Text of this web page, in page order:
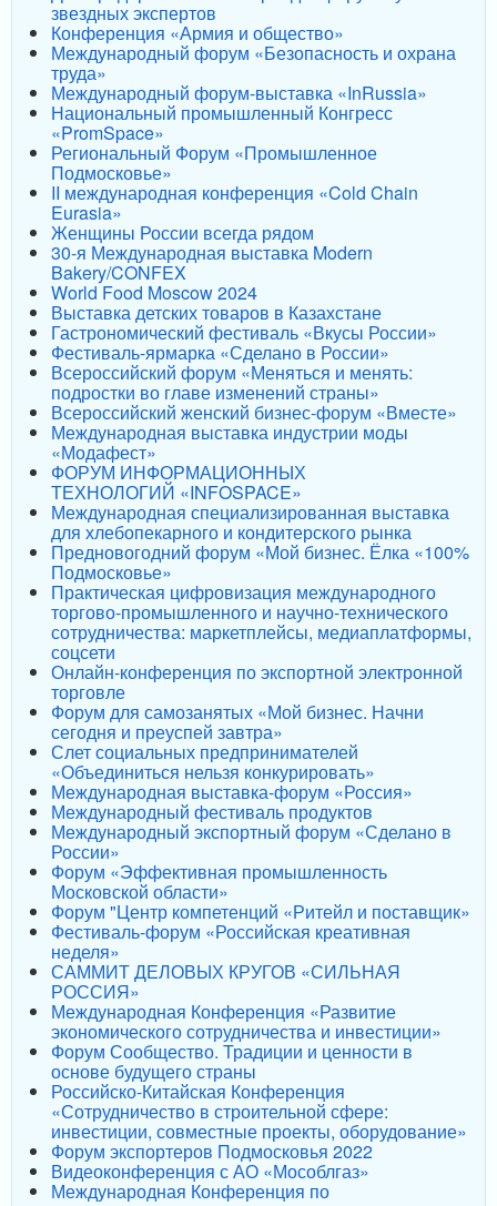
звездных экспертов
Конференция «Армия и общество»
Международный форум «Безопасность и охрана
труда»
Международный форум-выставка «InRussia»
Национальный промышленный Конгресс
«PromSpace»
Региональный Форум «Промышленное
Подмосковье»
II международная конференция «Cold Chain
Eurasia»
Женщины России всегда рядом
30-я Международная выставка Modern
Bakery/CONFEX
World Food Moscow 2024
Выставка детских товаров в Казахстане
Гастрономический фестиваль «Вкусы России»
Фестиваль-ярмарка «Сделано в России»
Всероссийский форум «Меняться и менять:
подростки во главе изменений страны»
Всероссийский женский бизнес-форум «Вместе»
Международная выставка индустрии моды
«Модафест»
ФОРУМ ИНФОРМАЦИОННЫХ
ТЕХНОЛОГИЙ «INFOSPACE»
Международная специализированная выставка
для хлебопекарного и кондитерского рынка
Предновогодний форум «Мой бизнес. Ёлка «100%
Подмосковье»
Практическая цифровизация международного
торгово-промышленного и научно-технического
сотрудничества: маркетплейсы, медиаплатформы,
соцсети
Онлайн-конференция по экспортной электронной
торговле
Форум для самозанятых «Мой бизнес. Начни
сегодня и преуспей завтра»
Слет социальных предпринимателей
«Объединиться нельзя конкурировать»
Международная выставка-форум «Россия»
Международный фестиваль продуктов
Международный экспортный форум «Сделано в
России»
Форум «Эффективная промышленность
Московской области»
Форум "Центр компетенций «Ритейл и поставщик»
Фестиваль-форум «Российская креативная
неделя»
САММИТ ДЕЛОВЫХ КРУГОВ «СИЛЬНАЯ
РОССИЯ»
Международная Конференция «Развитие
экономического сотрудничества и инвестиции»
Форум Сообщество. Традиции и ценности в
основе будущего страны
Российско-Китайская Конференция
«Сотрудничество в строительной сфере:
инвестиции, совместные проекты, оборудование»
Форум экспортеров Подмосковья 2022
Видеоконференция с АО «Мособлгаз»
Международная Конференция по